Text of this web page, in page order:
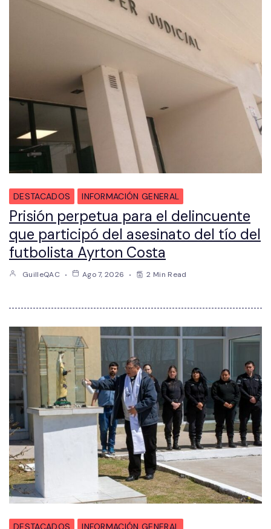
DESTACADOS INFORMACIÓN GENERAL
Prisión perpetua para el delincuente
que participó del asesinato del tío del
futbolista Ayrton Costa
GuilleQAC Ago 7, 2026 2 Min Read
DESTACADOS INFORMACIÓN GENERAL